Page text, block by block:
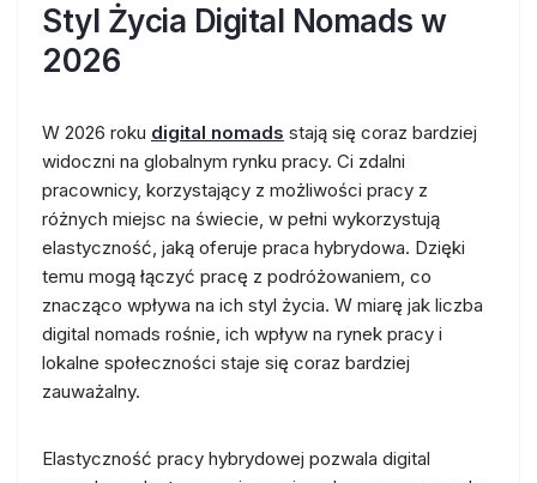
Styl Życia Digital Nomads w
2026
W 2026 roku digital nomads stają się coraz bardziej
widoczni na globalnym rynku pracy. Ci zdalni
pracownicy, korzystający z możliwości pracy z
różnych miejsc na świecie, w pełni wykorzystują
elastyczność, jaką oferuje praca hybrydowa. Dzięki
temu mogą łączyć pracę z podróżowaniem, co
znacząco wpływa na ich styl życia. W miarę jak liczba
digital nomads rośnie, ich wpływ na rynek pracy i
lokalne społeczności staje się coraz bardziej
zauważalny.
Elastyczność pracy hybrydowej pozwala digital